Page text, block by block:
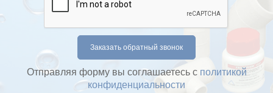
Отправляя форму вы соглашаетесь с политикой
конфиденциальности